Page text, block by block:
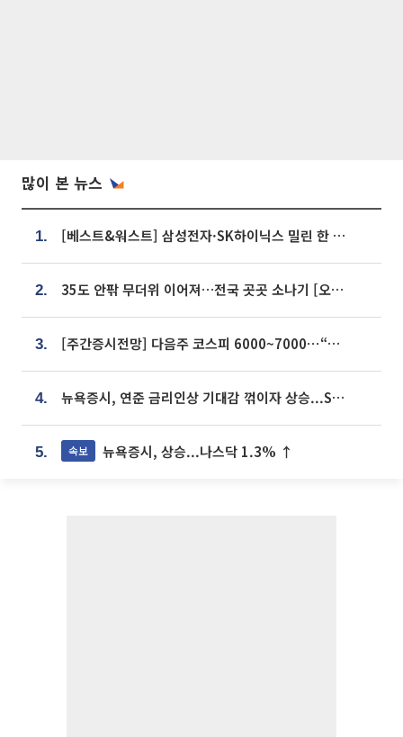
많이 본 뉴스
1. [베스트&워스트] 삼성전자·SK하이닉스 밀린 한 주…상상인증권은 85% 급등
2. 35도 안팎 무더위 이어져…전국 곳곳 소나기 [오늘 날씨]
3. [주간증시전망] 다음주 코스피 6000~7000⋯“外人 수급은 정책이 변수”
4. 뉴욕증시, 연준 금리인상 기대감 꺾이자 상승...S&P500 사상 최고치 [종합]
5. 속보 뉴욕증시, 상승...나스닥 1.3% ↑